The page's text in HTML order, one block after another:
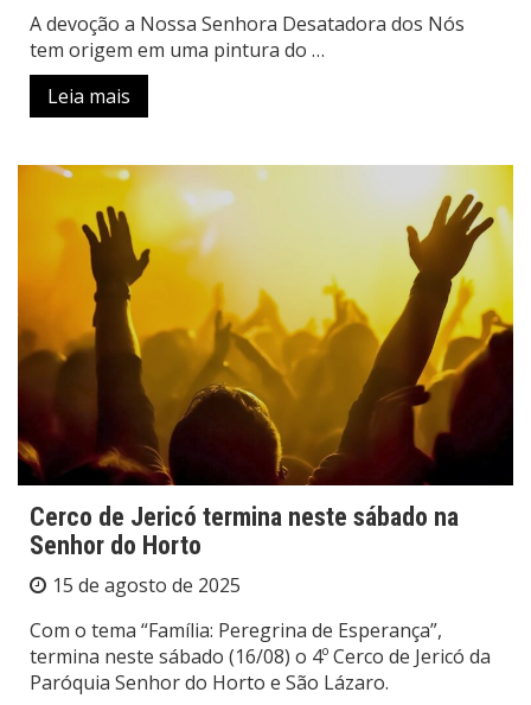
A devoção a Nossa Senhora Desatadora dos Nós
tem origem em uma pintura do …
Leia mais
Cerco de Jericó termina neste sábado na
Senhor do Horto
15 de agosto de 2025
Com o tema “Família: Peregrina de Esperança”,
termina neste sábado (16/08) o 4º Cerco de Jericó da
Paróquia Senhor do Horto e São Lázaro.